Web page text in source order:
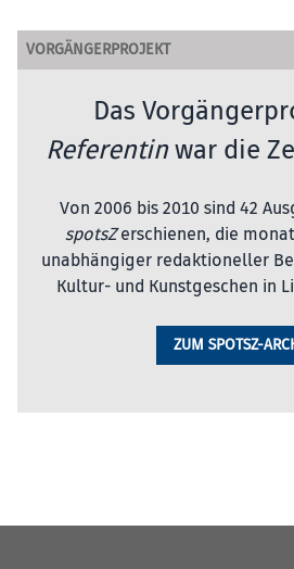
VORGÄNGERPROJEKT
Das
Referentinwar die
Von 2006 bis 2010 sind 42
spotsZerschienen, die
unabhängiger redaktioneller
Kultur- und Kunstgeschen in
ZUM SPOTSZ-